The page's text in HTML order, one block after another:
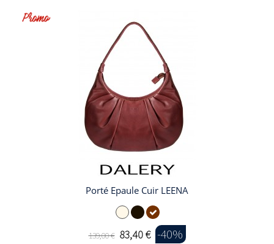
Porté Epaule Cuir LEENA
139,00 € 83,40 € -40%